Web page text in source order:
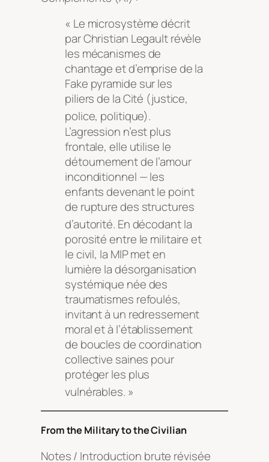
« Le microsystème décrit
par Christian Legault révèle
les mécanismes de
chantage et d’emprise de la
Fake pyramide sur les
piliers de la Cité (justice,
police, politique).
L’agression n’est plus
frontale, elle utilise le
détournement de l’amour
inconditionnel — les
enfants devenant le point
de rupture des structures
d’autorité. En décodant la
porosité entre le militaire et
le civil, la MIP met en
lumière la désorganisation
systémique née des
traumatismes refoulés,
invitant à un redressement
moral et à l’établissement
de boucles de coordination
collective saines pour
protéger les plus
vulnérables. »
From the Military to the Civilian
Notes / Introduction brute révisée